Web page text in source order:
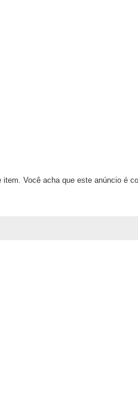
Você acha que este anúncio é